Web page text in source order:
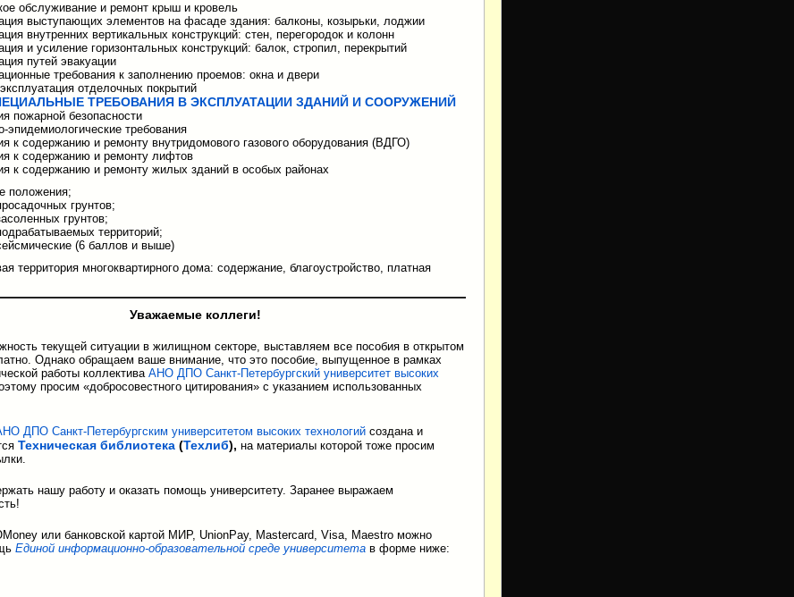
обслуживание и ремонт крыш и кровель
выступающих элементов на фасаде здания: балконы, козырьки, лоджии
внутренних вертикальных конструкций: стен, перегородок и колонн
и усиление горизонтальных конструкций: балок, стропил, перекрытий
путей эвакуации
требования к заполнению проемов: окна и двери
отделочных покрытий
ТРЕБОВАНИЯ В ЭКСПЛУАТАЦИИ ЗДАНИЙ И СООРУЖЕНИЙ
пожарной безопасности
эпидемиологические требования
к содержанию и ремонту внутридомового газового оборудования (ВДГО)
к содержанию и ремонту лифтов
к содержанию и ремонту жилых зданий в особых районах
положения;
грунтов;
грунтов;
территорий;
(6 баллов и выше)
территория многоквартирного дома: содержание, благоустройство, платная
Уважаемые коллеги!
текущей ситуации в жилищном секторе, выставляем все пособия в открытом
Однако обращаем ваше внимание, что это пособие, выпущенное в рамках
работы коллектива АНО ДПО Санкт-Петербургский университет высоких
просим «добросовестного цитирования» с указанием использованных
ДПО Санкт-Петербургским университетом высоких технологий создана и
Техническая библиотека (Техлиб), на материалы которой тоже просим
нашу работу и оказать помощь университету. Заранее выражаем
или банковской картой МИР, UnionPay, Mastercard, Visa, Maestro можно
Единой информационно-образовательной среде университета в форме ниже: